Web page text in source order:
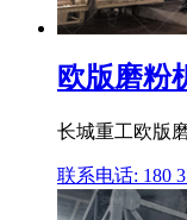
欧版磨粉
长城重工欧版
联系电话: 180